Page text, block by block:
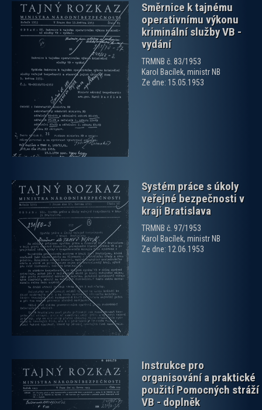
Směrnice k tajnému
operativnímu výkonu
kriminální služby VB -
vydání
TRMNB č. 83/1953
Karol Bacílek, ministr NB
Ze dne: 15.05.1953
Systém práce s úkoly
veřejné bezpečnosti v
kraji Bratislava
TRMNB č. 97/1953
Karol Bacílek, ministr NB
Ze dne: 12.06.1953
zobrazit PDF dokument
Instrukce pro
organisování a praktické
použití Pomocných stráží
VB - doplněk
zobrazit PDF dokument